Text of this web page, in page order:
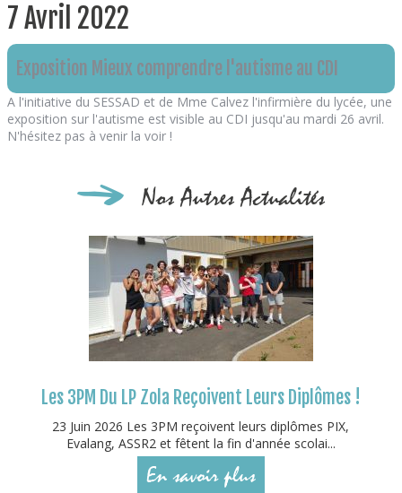
7 Avril 2022
Exposition Mieux comprendre l'autisme au CDI
A l'initiative du SESSAD et de Mme Calvez l'infirmière du lycée, une
exposition sur l'autisme est visible au CDI jusqu'au mardi 26 avril.
N'hésitez pas à venir la voir !
Nos Autres Actualités
Les 3PM Du LP Zola Reçoivent Leurs Diplômes !
23 Juin 2026 Les 3PM reçoivent leurs diplômes PIX,
Evalang, ASSR2 et fêtent la fin d'année scolai...
En savoir plus